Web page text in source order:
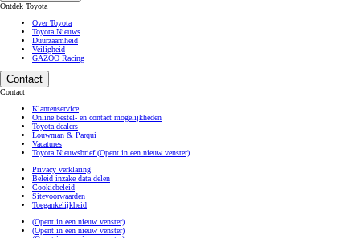
Ontdek Toyota
Over Toyota
Toyota Nieuws
Duurzaamheid
Veiligheid
GAZOO Racing
Contact
Contact
Klantenservice
Online bestel- en contact mogelijkheden
Toyota dealers
Louwman & Parqui
Vacatures
Toyota Nieuwsbrief(Opent in een nieuw venster)
Privacy verklaring
Beleid inzake data delen
Cookiebeleid
Sitevoorwaarden
Toegankelijkheid
(Opent in een nieuw venster)
(Opent in een nieuw venster)